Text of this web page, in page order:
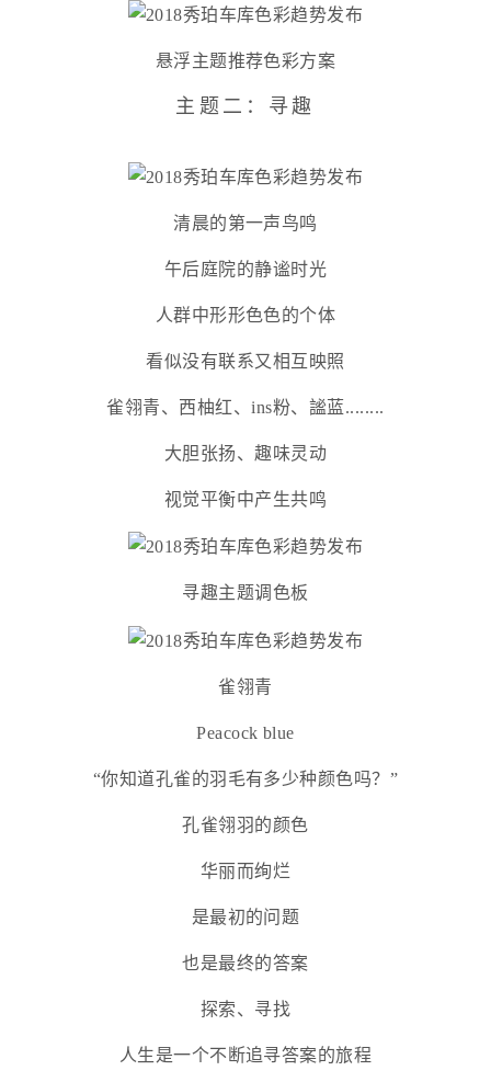
悬浮主题推荐色彩方案
主题二：寻趣
清晨的第一声鸟鸣
午后庭院的静谧时光
人群中形形色色的个体
看似没有联系又相互映照
雀翎青、西柚红、ins粉、謐蓝........
大胆张扬、趣味灵动
视觉平衡中产生共鸣
寻趣主题调色板
雀翎青
Peacock blue
“你知道孔雀的羽毛有多少种颜色吗？”
孔雀翎羽的颜色
华丽而绚烂
是最初的问题
也是最终的答案
探索、寻找
人生是一个不断追寻答案的旅程